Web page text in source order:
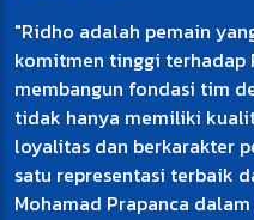
"Ridho adalah pemain
komitmen tinggi terhadap
membangun fondasi tim
tidak hanya memiliki
loyalitas dan berkarakter
satu representasi terbaik
Mohamad Prapanca